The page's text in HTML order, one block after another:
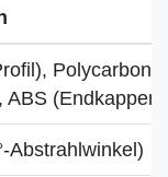
Polycarbonat
(Endkappen)
Abstrahlwinkel)